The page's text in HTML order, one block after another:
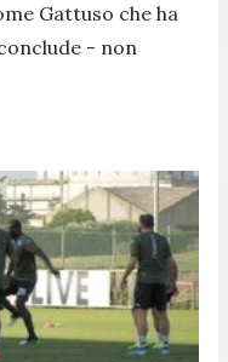
Gattuso che ha
- non